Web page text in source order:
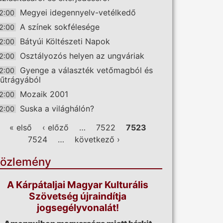
Megyei idegennyelv-vetélkedő
A színek sokfélesége
Bátyúi Költészeti Napok
Osztályozós helyen az ungváriak
Gyenge a választék vetőmagból és
Mozaik 2001
Suska a világhálón?
Oldalak
« első ‹ előző … 7522
7523
7524
… következő ›
A Kárpátaljai Magyar Kulturális
Szövetség újraindítja
jogsegélyvonalát!